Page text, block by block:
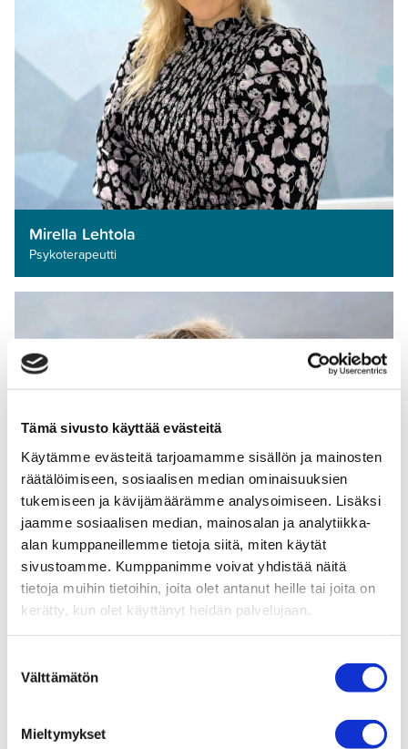
Tämä sivusto käyttää evästeitä
Käytämme evästeitä tarjoamamme sisällön ja mainosten
räätälöimiseen, sosiaalisen median ominaisuuksien
tukemiseen ja kävijämäärämme analysoimiseen. Lisäksi
jaamme sosiaalisen median, mainosalan ja analytiikka-
alan kumppaneillemme tietoja siitä, miten käytät
sivustoamme. Kumppanimme voivat yhdistää näitä
tietoja muihin tietoihin, joita olet antanut heille tai joita on
kerätty, kun olet käyttänyt heidän palvelujaan.
valinta
Välttämätön
Mieltymykset
Mirella Lehtola
Psykoterapeutti­